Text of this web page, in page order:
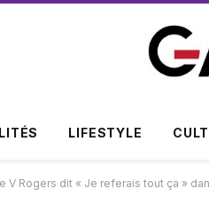
LIFESTYLE
V Rogers dit « Je referais tout ça »